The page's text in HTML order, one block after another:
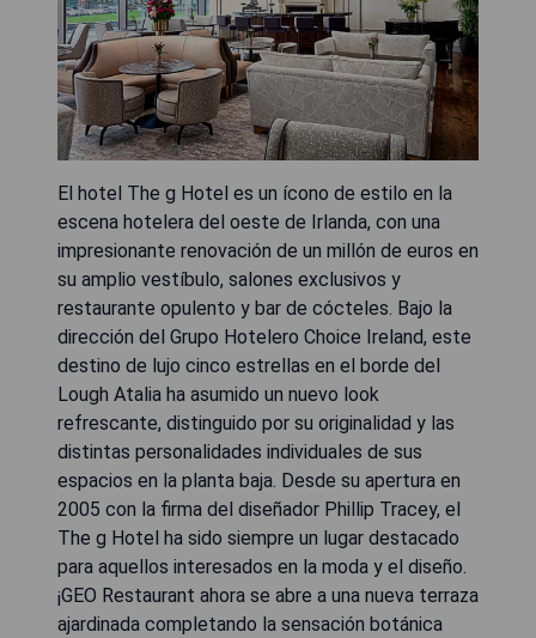
El hotel The g Hotel es un ícono de estilo en la
escena hotelera del oeste de Irlanda, con una
impresionante renovación de un millón de euros en
su amplio vestíbulo, salones exclusivos y
restaurante opulento y bar de cócteles. Bajo la
dirección del Grupo Hotelero Choice Ireland, este
destino de lujo cinco estrellas en el borde del
Lough Atalia ha asumido un nuevo look
refrescante, distinguido por su originalidad y las
distintas personalidades individuales de sus
espacios en la planta baja. Desde su apertura en
2005 con la firma del diseñador Phillip Tracey, el
The g Hotel ha sido siempre un lugar destacado
para aquellos interesados ​​en la moda y el diseño.
¡GEO Restaurant ahora se abre a una nueva terraza
ajardinada completando la sensación botánica